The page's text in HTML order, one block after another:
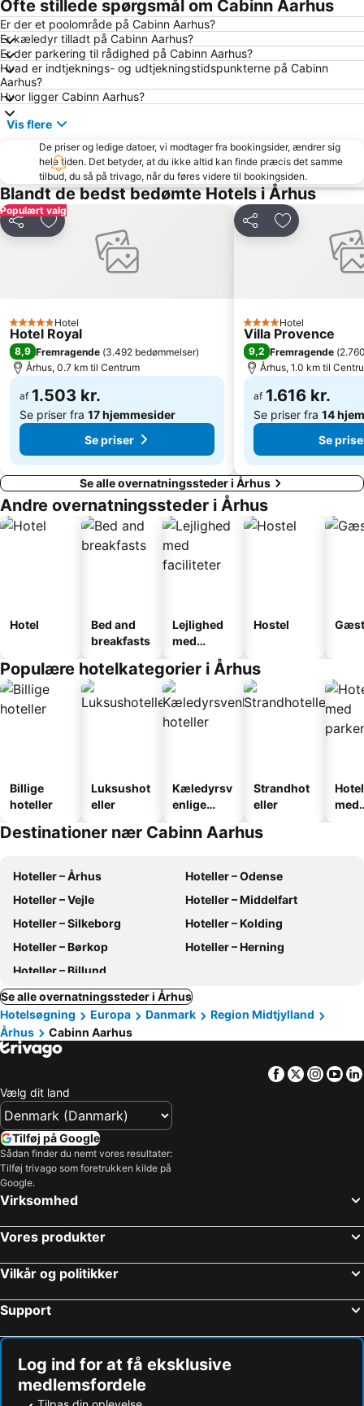
Mols-Linien Ferries
Saksild
Aarhus Festival
Umbrako DK Festival
Skandinavisk Dyrepark
Viking Moot Festival
The country out of the closet
home
Sauntering Danish graphic art through 200 years
Ofte stillede spørgsmål om Cabinn Aarhus
Er der et poolområde på Cabinn Aarhus?
Er kæledyr tilladt på Cabinn Aarhus?
Er der parkering til rådighed på Cabinn Aarhus?
Hvad er indtjeknings- og udtjekningstidspunkterne på Cabinn
Aarhus?
Hvor ligger Cabinn Aarhus?
Vis flere
De priser og ledige datoer, vi modtager fra bookingsider, ændrer sig
hele tiden. Det betyder, at du ikke altid kan finde præcis det samme
tilbud, du så på trivago, når du føres videre til bookingsiden.
Blandt de bedst bedømte Hotels i Århus
Populært valg
Del Føj til favoritter
5 StjernerHotel
Hotel Royal
8,9 Fremragende (3.492 bedømmelser)
Århus, 0.7 km til Centrum
af 1.503 kr.
Se priser fra 17 hjemmesider
Se priser
Del Føj til
4 Stjerner
Hotel
Villa Provence
9,2 Fremragende (
Århus, 1.0 km til
af 1.616 kr.
Se priser fra 14
Se
Se alle overnatningssteder i Århus
Andre overnatningssteder i Århus
Hotel
Bed and
breakfasts
Lejlighed
med
faciliteter
Hostel
Populære hotelkategorier i Århus
Billige
hoteller
Luksushot
eller
Kæledyrsv
enlige
Strandhot
eller
med
Destinationer nær Cabinn Aarhus
Hoteller – Århus
Hoteller – Odense
Hoteller – Vejle
Hoteller – Middelfart
Hoteller – Silkeborg
Hoteller – Kolding
Hoteller – Børkop
Hoteller – Herning
Hoteller – Billund
Se alle overnatningssteder i Århus
Hotelsøgning
Europa Danmark
Region Midtjylland
Århus
Cabinn Aarhus
Facebook
Twitter
Vælg dit land
Tilføj på Google
Sådan finder du nemt vores resultater:
Tilføj trivago som foretrukken kilde på
Google.
Virksomhed
Vores produkter
Vilkår og politikker
Support
Log ind for at få eksklusive
medlemsfordele